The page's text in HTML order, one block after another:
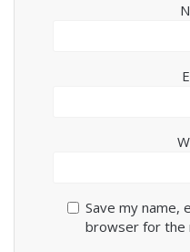
Save my name,
browser for the